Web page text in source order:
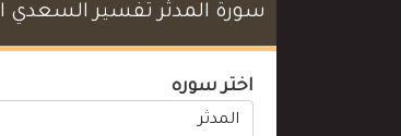
سورة المدثر تفسير السعدي
اختر سوره